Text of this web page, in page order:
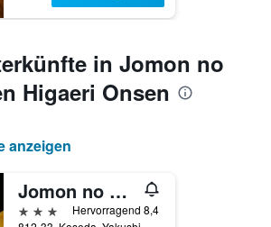
in Jomon no
Higaeri Onsen
anzeigen
Jomon no Yado Manten
3 Sterne
Hervorragend 8,4